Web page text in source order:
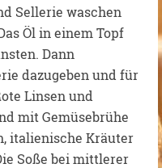
Sellerie waschen
Öl in einem Topf
Dann
dazugeben und für
Linsen und
mit Gemüsebrühe
italienische Kräuter
Soße bei mittlerer